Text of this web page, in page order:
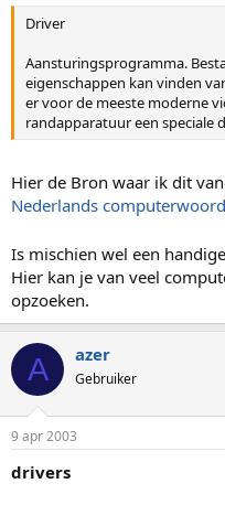
Driver
Aansturingsprogramma.
eigenschappen kan vinden
er voor de meeste moderne
randapparatuur een speciale
Hier de Bron waar ik dit
Nederlands
Is mischien wel een
Hier kan je van veel
opzoeken.
A azer
Gebruiker
9 apr 2003
drivers